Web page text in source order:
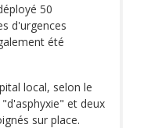
50
d'urgences
été
local, selon le
et deux
sur place.